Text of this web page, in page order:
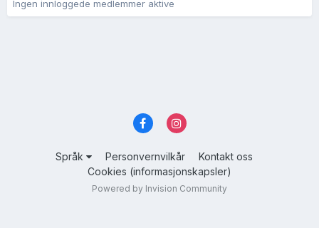
Ingen innloggede medlemmer aktive
Språk Personvernvilkår
Kontakt oss
Cookies (informasjonskapsler)
Powered by Invision Community